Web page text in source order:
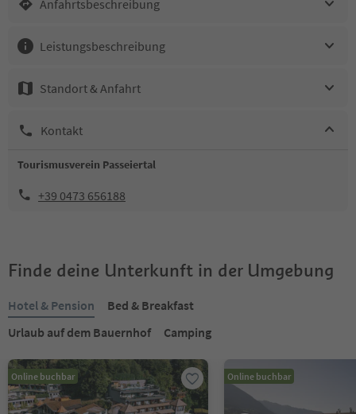
Anfahrtsbeschreibung
Leistungsbeschreibung
Standort & Anfahrt
Kontakt
Tourismusverein Passeiertal
+39 0473 656188
Finde deine Unterkunft in der Umgebung
Hotel & Pension
Bed & Breakfast
Urlaub auf dem Bauernhof
Camping
Online buchbar Online buchbar